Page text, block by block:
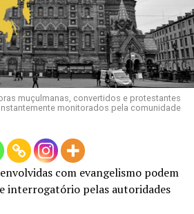
muçulmanas, convertidos e protestantes
monitorados pela comunidade
com evangelismo podem
interrogatório pelas autoridades